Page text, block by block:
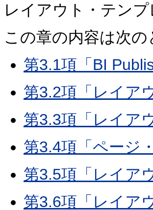
レイアウト・テン
この章の内容は次
第3.1項「BI
第3.2項「レイア
第3.3項「レイア
第3.4項「ページ
第3.5項「レイア
第3.6項「レイア